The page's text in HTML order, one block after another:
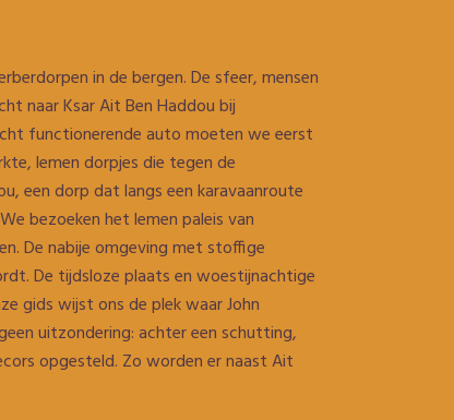
in de bergen. De sfeer, mensen
naar Ksar Ait Ben Haddou bij
functionerende auto moeten we eerst
lemen dorpjes die tegen de
een dorp dat langs een karavaanroute
bezoeken het lemen paleis van
De nabije omgeving met stoffige
De tijdsloze plaats en woestijnachtige
gids wijst ons de plek waar John
uitzondering: achter een schutting,
opgesteld. Zo worden er naast Ait